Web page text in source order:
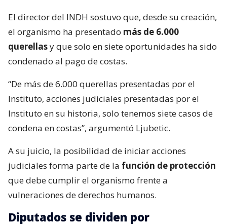
El director del INDH sostuvo que, desde su creación,
el organismo ha presentado más de 6.000
querellasy que solo en siete oportunidades ha sido
condenado al pago de costas.
“De más de 6.000 querellas presentadas por el
Instituto, acciones judiciales presentadas por el
Instituto en su historia, solo tenemos siete casos de
condena en costas”, argumentó Ljubetic.
A su juicio, la posibilidad de iniciar acciones
judiciales forma parte de la función de protección
que debe cumplir el organismo frente a
vulneraciones de derechos humanos.
Diputados se dividen por